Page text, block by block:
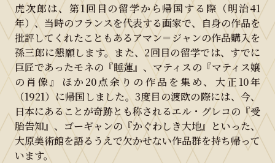
虎次郎は、第1回目の留学から帰国する際（明治41
年）、当時のフランスを代表する画家で、自身の作品を
批評してくれたこともあるアマン＝ジャンの作品購入を
孫三郎に懇願します。また、2回目の留学では、すでに
巨匠であったモネの『睡蓮』、マティスの『マティス嬢
の肖像』ほか20点余りの作品を集め、大正10年
（1921）に帰国しました。3度目の渡欧の際には、今、
日本にあることが奇跡とも称されるエル・グレコの『受
胎告知』、ゴーギャンの『かぐわしき大地』といった、
大原美術館を語るうえで欠かせない作品群を持ち帰って
います。